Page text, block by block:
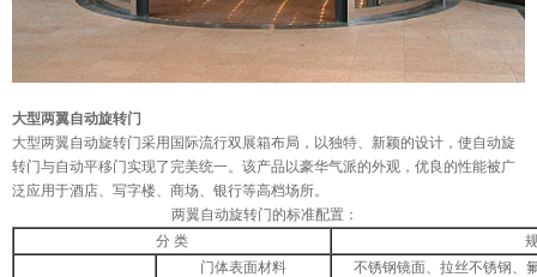
大型两翼自动旋转门
大型两翼自动旋转门采用国际流行双展箱布局，以独特、新颖的设计，使自动旋
转门与自动平移门实现了完美统一。该产品以豪华气派的外观，优良的性能被广
泛应用于酒店、写字楼、商场、银行等高档场所。
两翼自动旋转门的标准配置：
分 类
门体表面材料
不锈钢镜面、拉丝不锈钢、